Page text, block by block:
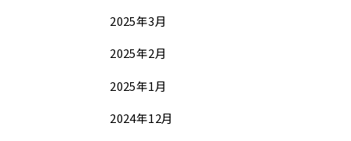
2025年3月
2025年2月
2025年1月
2024年12月